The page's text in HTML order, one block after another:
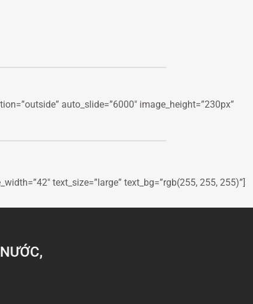
auto_slide=”6000″ image_height=”230px”
text_size=”large” text_bg=”rgb(255, 255, 255)”]